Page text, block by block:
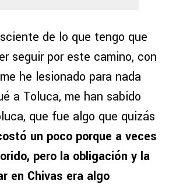
de lo que tengo que
seguir por este camino, con
he lesionado para nada
a Toluca, me han sabido
que fue algo que quizás
un poco porque a veces
pero la obligación y la
en Chivas era algo